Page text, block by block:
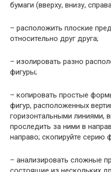
бумаги (вверху, внизу,
– расположить плоские
относительно друг друга;
– изолировать разно
фигуры;
– копировать простые
фигур, расположенных
горизонтальными линиями,
проследить за ними в
направо; скопируйте серию
– анализировать сложные